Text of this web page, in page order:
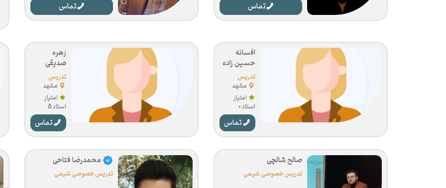
تماس تماس
افسانه
حسین زاده
تدریس
خصوصی
شیمی
مشهد
امتیاز
استاد 0
تماس
زهره
صدیقی
تدریس
خصوصی
شیمی
مشهد
امتیاز
استاد 5
تماس
صالح شالچی
تدریس خصوصی شیمی تدریس خصوصی شیمی